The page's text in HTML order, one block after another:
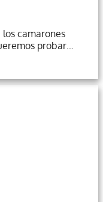
camarones
probar…